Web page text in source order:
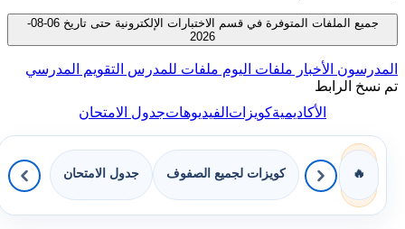
جميع الملفات المتوفرة في قسم الاختبارات الإلكترونية حتى تاريخ 06-08-
2026
المدرسون الأخبار ملفات اليوم ملفات للمدرس التقويم المدرسي
تم نسخ الرابط
الأكاديميةكويزاتالفيديوهاتجدول الامتحان
🔥 كويزات لجميع الصفوف جدول الامتحان